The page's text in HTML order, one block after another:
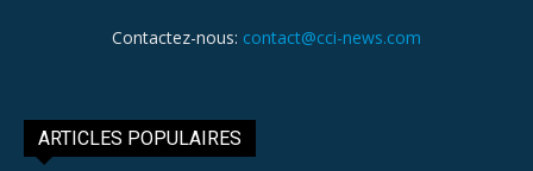
Contactez-nous: contact@cci-news.com
ARTICLES POPULAIRES